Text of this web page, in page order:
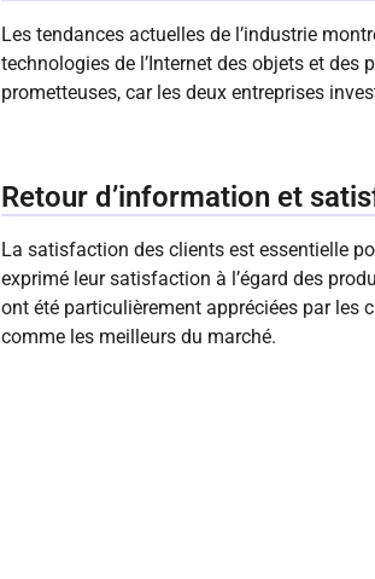
Les tendances actuelles de l’industrie
technologies de l’Internet des objets et
prometteuses, car les deux entreprises
Retour d’information et
La satisfaction des clients est essentielle
exprimé leur satisfaction à l’égard des
ont été particulièrement appréciées par les
comme les meilleurs du marché.